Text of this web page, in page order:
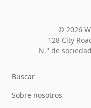
© 2026
128 City
N.° de
Buscar
Sobre nosotros